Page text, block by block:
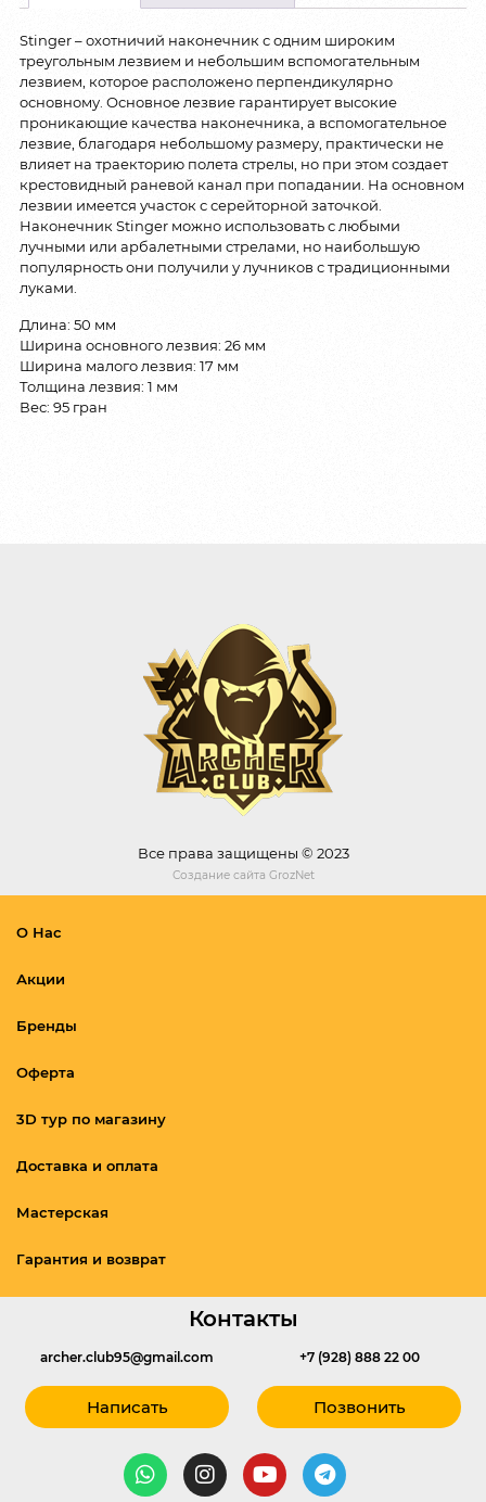
Stinger – охотничий наконечник с одним широким
треугольным лезвием и небольшим вспомогательным
лезвием, которое расположено перпендикулярно
основному. Основное лезвие гарантирует высокие
проникающие качества наконечника, а вспомогательное
лезвие, благодаря небольшому размеру, практически не
влияет на траекторию полета стрелы, но при этом создает
крестовидный раневой канал при попадании. На основном
лезвии имеется участок с серейторной заточкой.
Наконечник Stinger можно использовать с любыми
лучными или арбалетными стрелами, но наибольшую
популярность они получили у лучников с традиционными
луками.
Длина: 50 мм
Ширина основного лезвия: 26 мм
Ширина малого лезвия: 17 мм
Толщина лезвия: 1 мм
Вес: 95 гран
Все права защищены © 2023
Создание сайта GrozNet
О Нас
Акции
Бренды
Оферта
3D тур по магазину
Доставка и оплата
Мастерская
Гарантия и возврат
Контакты
archer.club95@gmail.com
Написать
+7 (928) 888 22 00
Позвонить